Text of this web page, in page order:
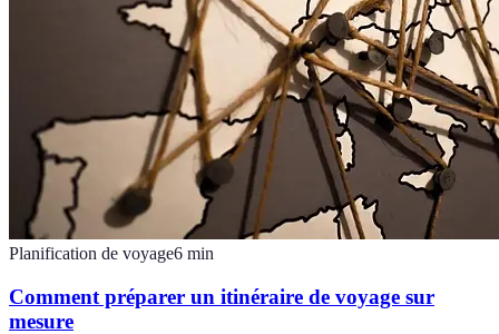
Planification de voyage6 min
Comment préparer un itinéraire de voyage sur
mesure